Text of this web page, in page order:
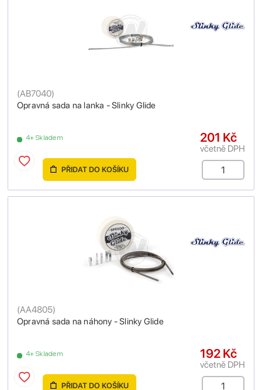
Opravná sada na lanka - Slinky Glide
(AB7040)
4+ Skladem 201 Kč
včetně DPH
PŘIDAT DO KOŠÍKU
Opravná sada na náhony - Slinky Glide
(AA4805)
4+ Skladem 192 Kč
včetně DPH
PŘIDAT DO KOŠÍKU